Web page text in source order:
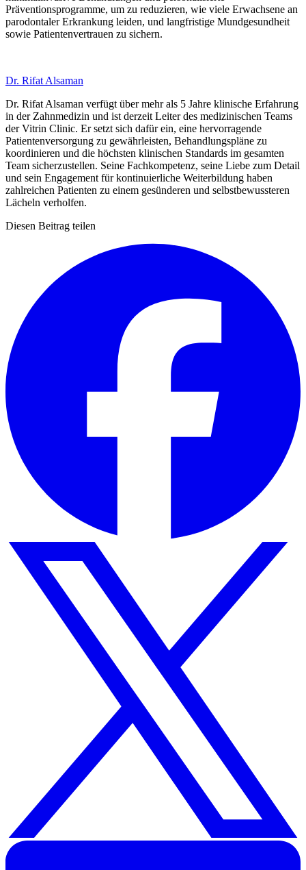
Präventionsprogramme, um zu reduzieren, wie viele Erwachsene an
parodontaler Erkrankung leiden, und langfristige Mundgesundheit
sowie Patientenvertrauen zu sichern.
Dr. Rifat Alsaman
Dr. Rifat Alsaman verfügt über mehr als 5 Jahre klinische Erfahrung
in der Zahnmedizin und ist derzeit Leiter des medizinischen Teams
der Vitrin Clinic. Er setzt sich dafür ein, eine hervorragende
Patientenversorgung zu gewährleisten, Behandlungspläne zu
koordinieren und die höchsten klinischen Standards im gesamten
Team sicherzustellen. Seine Fachkompetenz, seine Liebe zum Detail
und sein Engagement für kontinuierliche Weiterbildung haben
zahlreichen Patienten zu einem gesünderen und selbstbewussteren
Lächeln verholfen.
Diesen Beitrag teilen